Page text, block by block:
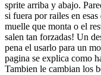
sprite arriba y abajo.
si fuera por railes en
muelle que monta o el
salen tan forzadas! Un
pena el usarlo para un
pagina se explica como
Tambien le cambian los